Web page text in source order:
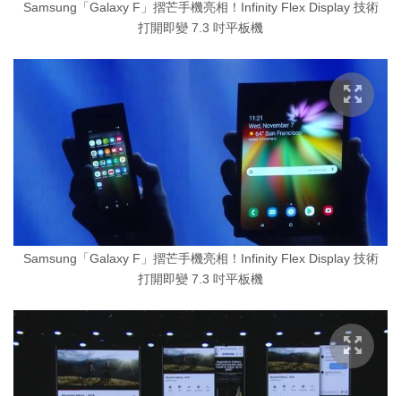
Samsung「Galaxy F」摺芒手機亮相！Infinity Flex Display 技術
打開即變 7.3 吋平板機
Samsung「Galaxy F」摺芒手機亮相！Infinity Flex Display 技術
打開即變 7.3 吋平板機